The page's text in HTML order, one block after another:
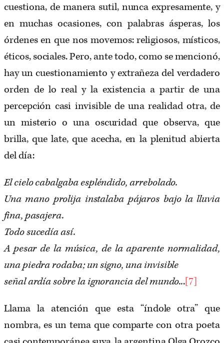
cuestiona, de manera sutil, nunca expresamente, y
en muchas ocasiones, con palabras ásperas, los
órdenes en que nos movemos: religiosos, místicos,
éticos, sociales. Pero, ante todo, como se mencionó,
hay un cuestionamiento y extrañeza del verdadero
orden de lo real y la existencia a partir de una
percepción casi invisible de una realidad otra, de
un misterio o una oscuridad que observa, que
brilla, que late, que acecha, en la plenitud abierta
del día:
El cielo cabalgaba espléndido, arrebolado.
Una mano prolija instalaba pájaros bajo la lluvia
fina, pasajera.
Todo sucedía así.
A pesar de la música, de la aparente normalidad,
una piedra rodaba; un signo, una invisible
señal ardía sobre la ignorancia del mundo...[7]
Llama la atención que esta “índole otra” que
nombra, es un tema que comparte con otra poeta